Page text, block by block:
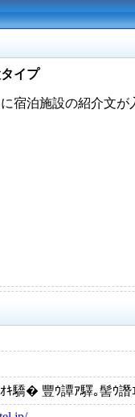
イプ
宿泊施設の紹介文が
ｵｷ驕� 豐ｳ譚ｱ驛｡髻